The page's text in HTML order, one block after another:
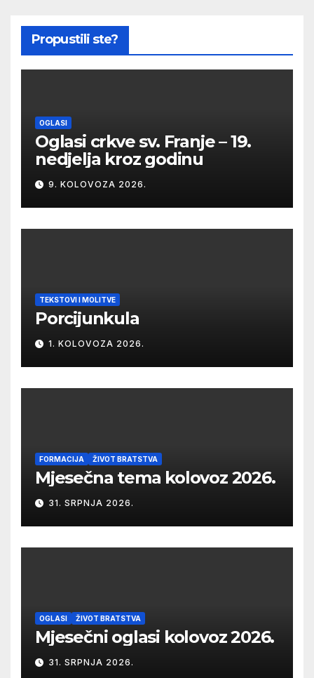
Propustili ste?
OGLASI
Oglasi crkve sv. Franje – 19.
nedjelja kroz godinu
9. KOLOVOZA 2026.
TEKSTOVI I MOLITVE
Porcijunkula
1. KOLOVOZA 2026.
FORMACIJA ŽIVOT BRATSTVA
Mjesečna tema kolovoz 2026.
31. SRPNJA 2026.
OGLASI ŽIVOT BRATSTVA
Mjesečni oglasi kolovoz 2026.
31. SRPNJA 2026.